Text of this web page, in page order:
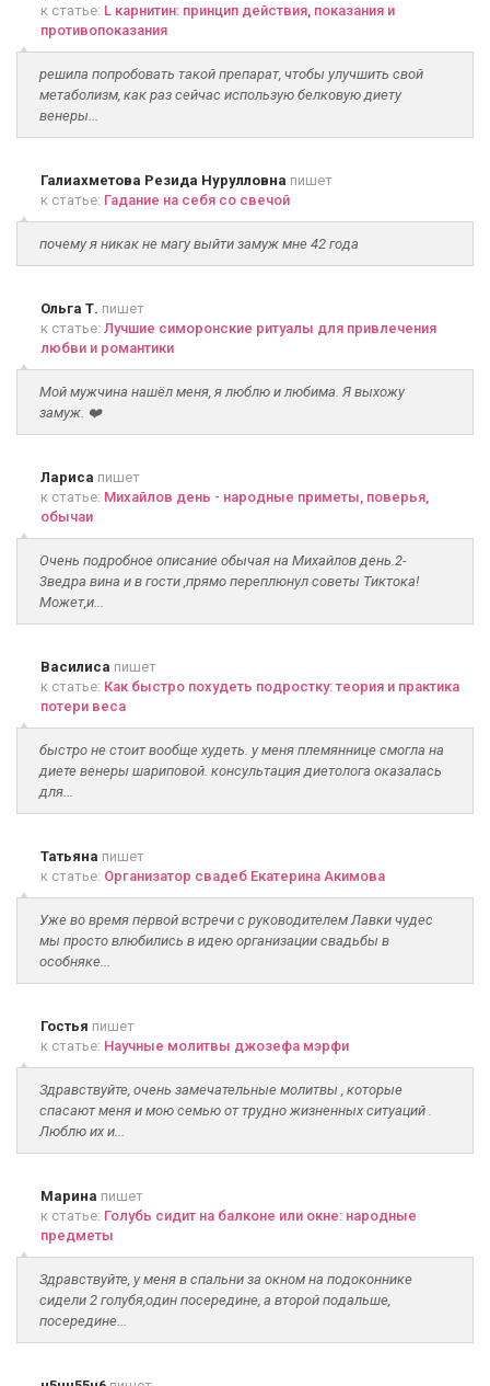
к статье: L карнитин: принцип действия, показания и
противопоказания
решила попробовать такой препарат, чтобы улучшить свой
метаболизм, как раз сейчас использую белковую диету
венеры...
Галиахметова Резида Нурулловна пишет
к статье: Гадание на себя со свечой
почему я никак не магу выйти замуж мне 42 года
Ольга Т. пишет
к статье: Лучшие симоронские ритуалы для привлечения
любви и романтики
Мой мужчина нашёл меня, я люблю и любима. Я выхожу
замуж. ❤️
Лариса пишет
к статье: Михайлов день - народные приметы, поверья,
обычаи
Очень подробное описание обычая на Михайлов день.2-
3ведра вина и в гости ,прямо переплюнул советы Тиктока!
Может,и...
Василиса пишет
к статье: Как быстро похудеть подростку: теория и практика
потери веса
быстро не стоит вообще худеть. у меня племяннице смогла на
диете венеры шариповой. консультация диетолога оказалась
для...
Татьяна пишет
к статье: Организатор свадеб Екатерина Акимова
Уже во время первой встречи с руководителем Лавки чудес
мы просто влюбились в идею организации свадьбы в
особняке...
Гостья пишет
к статье: Научные молитвы джозефа мэрфи
Здравствуйте, очень замечательные молитвы , которые
спасают меня и мою семью от трудно жизненных ситуаций .
Люблю их и...
Марина пишет
к статье: Голубь сидит на балконе или окне: народные
предметы
Здравствуйте, у меня в спальни за окном на подоконнике
сидели 2 голубя,один посередине, а второй подальше,
посередине...